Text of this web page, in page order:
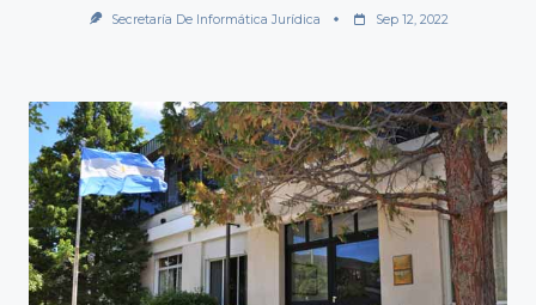
Secretaría De Informática Jurídica Sep 12, 2022